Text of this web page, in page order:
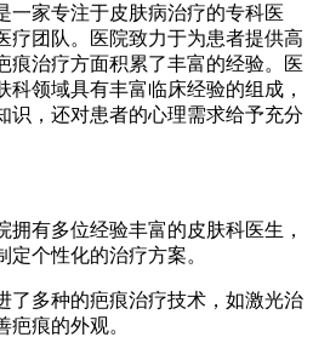
一家专注于皮肤病治疗的专科医
疗团队。医院致力于为患者提供高
痕治疗方面积累了丰富的经验。医
科领域具有丰富临床经验的组成，
识，还对患者的心理需求给予充分
多位经验丰富的皮肤科医生，
个性化的治疗方案。
多种的疤痕治疗技术，如激光治
痕的外观。